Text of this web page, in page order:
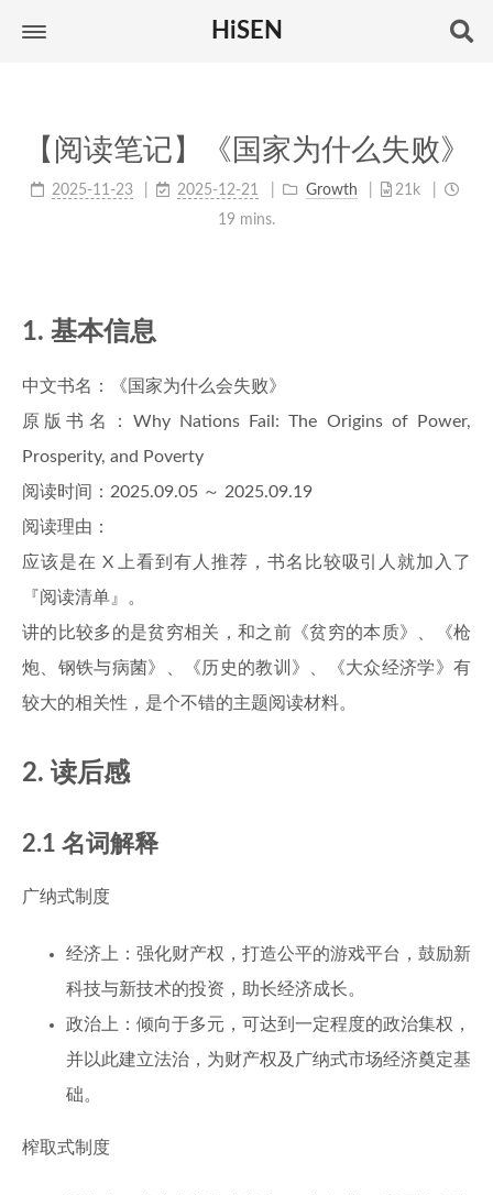
HiSEN
【阅读笔记】《国家为什么失败》
2025-11-23 2025-12-21 Growth
21k
19 mins.
1. 基本信息
中文书名：《国家为什么会失败》
原版书名：Why Nations Fail: The Origins of Power,
Prosperity, and Poverty
阅读时间：2025.09.05 ～ 2025.09.19
阅读理由：
应该是在 X 上看到有人推荐，书名比较吸引人就加入了
『阅读清单』。
讲的比较多的是贫穷相关，和之前《贫穷的本质》、《枪
炮、钢铁与病菌》、《历史的教训》、《大众经济学》有
较大的相关性，是个不错的主题阅读材料。
2. 读后感
2.1 名词解释
广纳式制度
经济上：强化财产权，打造公平的游戏平台，鼓励新
科技与新技术的投资，助长经济成长。
政治上：倾向于多元，可达到一定程度的政治集权，
并以此建立法治，为财产权及广纳式市场经济奠定基
础。
榨取式制度